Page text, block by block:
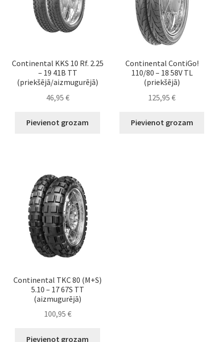
Continental KKS 10 Rf. 2.25
– 19 41B TT
(priekšējā/aizmugurējā)
46,95 €
Pievienot grozam
Continental ContiGo!
110/80 – 18 58V TL
(priekšējā)
125,95€
Pievienot grozam
Continental TKC 80 (M+S)
5.10 – 17 67S TT
(aizmugurējā)
100,95 €
Pievienot grozam